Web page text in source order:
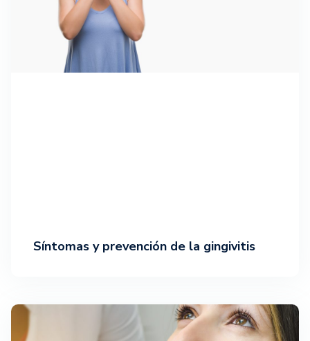
Síntomas y prevención de la gingivitis